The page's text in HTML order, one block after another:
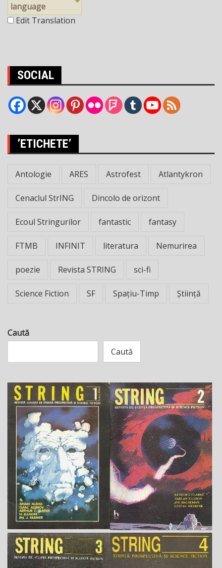
language
Edit Translation
SOCIAL
’ETICHETE’
Antologie ARES Astrofest Atlantykron
Cenaclul StrING Dincolo de orizont
Ecoul Stringurilor fantastic fantasy
FTMB INFINIT literatura Nemurirea
poezie Revista STRING sci-fi
Science Fiction SF Spațiu-Timp Știință
Caută
Caută